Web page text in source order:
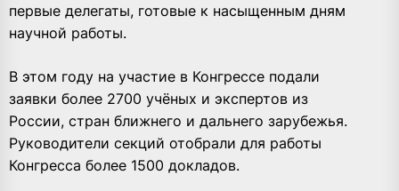
первые делегаты, готовые к насыщенным дням
научной работы.
В этом году на участие в Конгрессе подали
заявки более 2700 учёных и экспертов из
России, стран ближнего и дальнего зарубежья.
Руководители секций отобрали для работы
Конгресса более 1500 докладов.